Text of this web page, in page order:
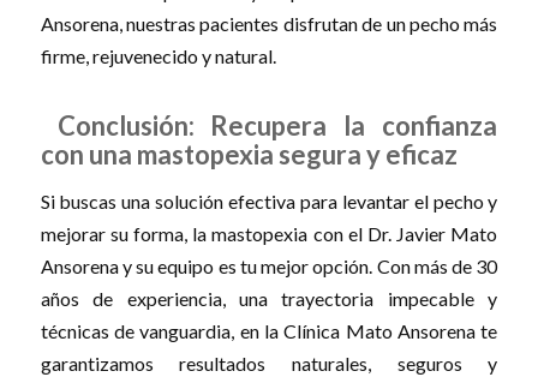
Ansorena, nuestras pacientes disfrutan de un pecho más
firme, rejuvenecido y natural.
Conclusión: Recupera la confianza
con una mastopexia segura y eficaz
Si buscas una solución efectiva para levantar el pecho y
mejorar su forma, la mastopexia con el Dr. Javier Mato
Ansorena y su equipo es tu mejor opción. Con más de 30
años de experiencia, una trayectoria impecable y
técnicas de vanguardia, en la Clínica Mato Ansorena te
garantizamos resultados naturales, seguros y